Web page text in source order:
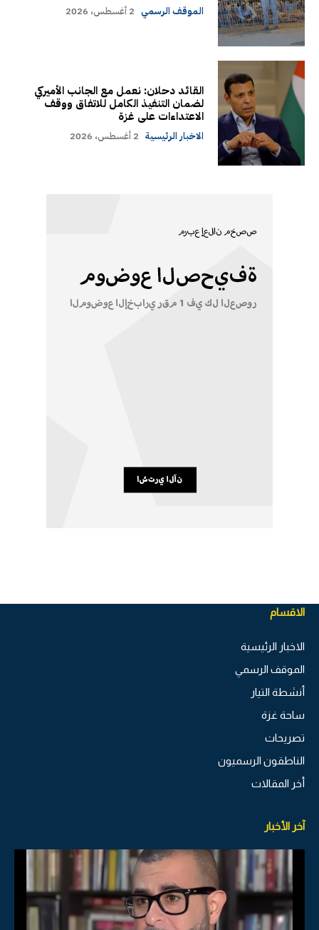
الموقف الرسمي 2 أغسطس، 2026
القائد دحلان: نعمل مع الجانب الأميركي
لضمان التنفيذ الكامل للاتفاق ووقف
الاعتداءات على غزة
الاخبار الرئيسية 2 أغسطس، 2026
الاقسام
الاخبار الرئيسية
الموقف الرسمي
أنشطة التيار
ساحة غزة
تصريحات
الناطقون الرسميون
أخر المقالات
آخر الأخبار